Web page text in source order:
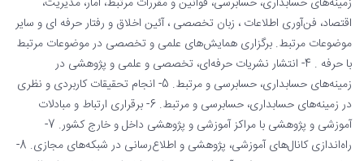
اقتصاد، فن‌آوری اطلاعات ، زبان تخصصی ، آئین اخلاق و رفتار حرفه ای و سایر
موضوعات مرتبط. برگزاری همایش‌های علمی و تخصصی در موضوعات مرتبط
با حرفه . 4- انتشار نشریات حرفه‌ای، تخصصی و علمی و پژوهشی در
زمینه‌های حسابداری، حسابرسی و مرتبط. 5- انجام تحقیقات کاربردی و نظری
در زمینه‌های حسابداری، حسابرسی و مرتبط. 6- برقراری ارتباط و مبادلات
آموزشی و پژوهشی با مراکز آموزشی و پژوهشی داخل و خارج کشور. 7-
راه‌اندازی کانال‌های آموزشی، پژوهشی و اطلاع‌رسانی در شبکه‌های مجازی. 8-